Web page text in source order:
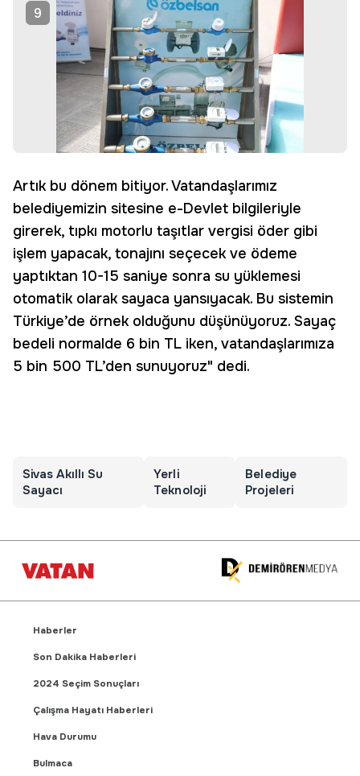
9
Artık bu dönem bitiyor. Vatandaşlarımız
belediyemizin sitesine e-Devlet bilgileriyle
girerek, tıpkı motorlu taşıtlar vergisi öder gibi
işlem yapacak, tonajını seçecek ve ödeme
yaptıktan 10-15 saniye sonra su yüklemesi
otomatik olarak sayaca yansıyacak. Bu sistemin
Türkiye’de örnek olduğunu düşünüyoruz. Sayaç
bedeli normalde 6 bin TL iken, vatandaşlarımıza
5 bin 500 TL’den sunuyoruz" dedi.
Sivas Akıllı Su
Sayacı
Yerli
Teknoloji
Belediye
Projeleri
Haberler
Son Dakika Haberleri
2024 Seçim Sonuçları
Çalışma Hayatı Haberleri
Hava Durumu
Bulmaca